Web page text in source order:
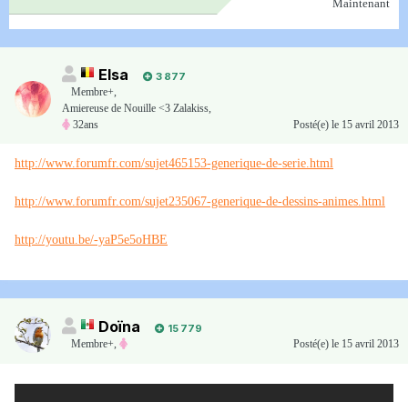
Maintenant
Elsa
3 877
Membre+,
Amiereuse de Nouille <3 Zalakiss,
32ans
Posté(e) le 15 avril 2013
http://www.forumfr.com/sujet465153-generique-de-serie.html
http://www.forumfr.com/sujet235067-generique-de-dessins-animes.html
http://youtu.be/-yaP5e5oHBE
Doïna
15 779
Membre+,
Posté(e) le 15 avril 2013